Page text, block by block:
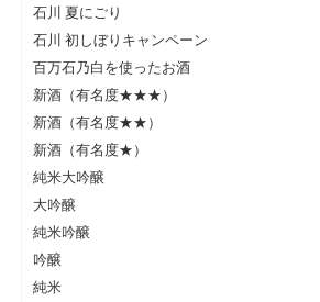
石川 夏にごり
石川 初しぼりキャンペーン
百万石乃白を使ったお酒
新酒（有名度★★★）
新酒（有名度★★）
新酒（有名度★）
純米大吟醸
大吟醸
純米吟醸
吟醸
純米